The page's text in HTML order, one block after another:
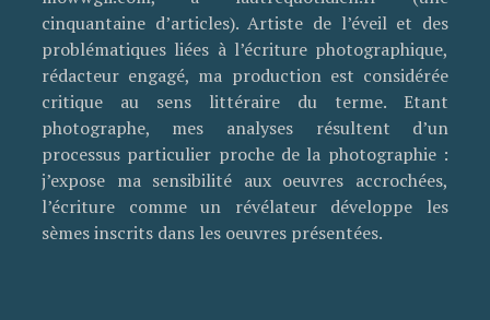
cinquantaine d’articles). Artiste de l’éveil et des
problématiques liées à l’écriture photographique,
rédacteur engagé, ma production est considérée
critique au sens littéraire du terme. Etant
photographe, mes analyses résultent d’un
processus particulier proche de la photographie :
j’expose ma sensibilité aux oeuvres accrochées,
l’écriture comme un révélateur développe les
sèmes inscrits dans les oeuvres présentées.